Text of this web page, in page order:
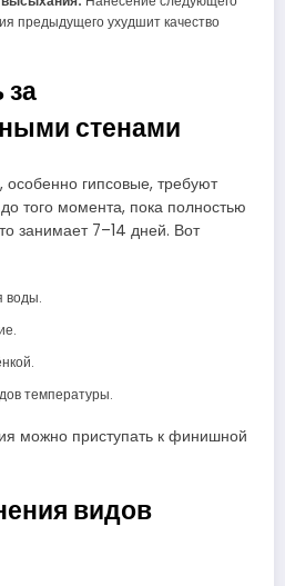
предыдущего ухудшит качество
за
стенами
гипсовые, требуют
того момента, пока полностью
занимает 7–14 дней. Вот
воды.
температуры.
можно приступать к финишной
видов